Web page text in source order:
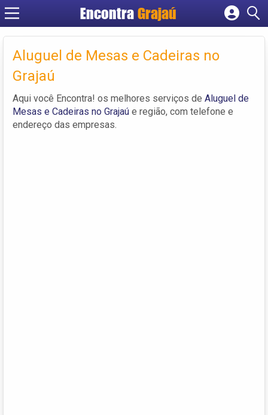
Encontra Grajaú
Cadastrar empresa
Criar conta
Aluguel de Mesas e Cadeiras no
Grajaú
Aqui você Encontra! os melhores serviços de Aluguel de
Mesas e Cadeiras no Grajaú e região, com telefone e
endereço das empresas.